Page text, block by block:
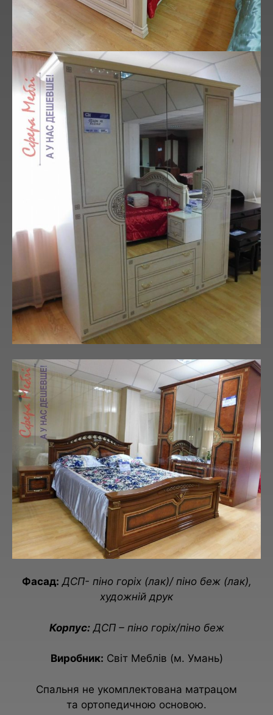
Фасад: ДСП- піно горіх (лак)/ піно беж (лак),
художній друк
Корпус:ДСП – піно горіх/піно беж
Виробник: Світ Меблів (м. Умань)
Спальня не укомплектована матрацом
та ортопедичною основою.